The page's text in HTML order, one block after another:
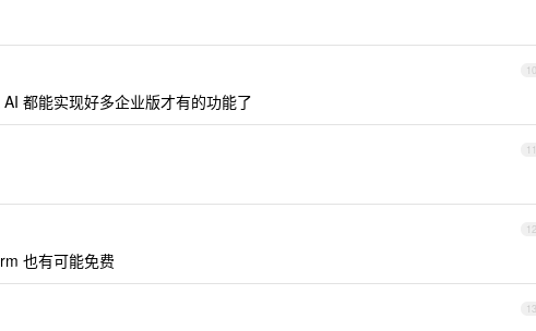
10
都能实现好多企业版才有的功能了
11
12
也有可能免费
13